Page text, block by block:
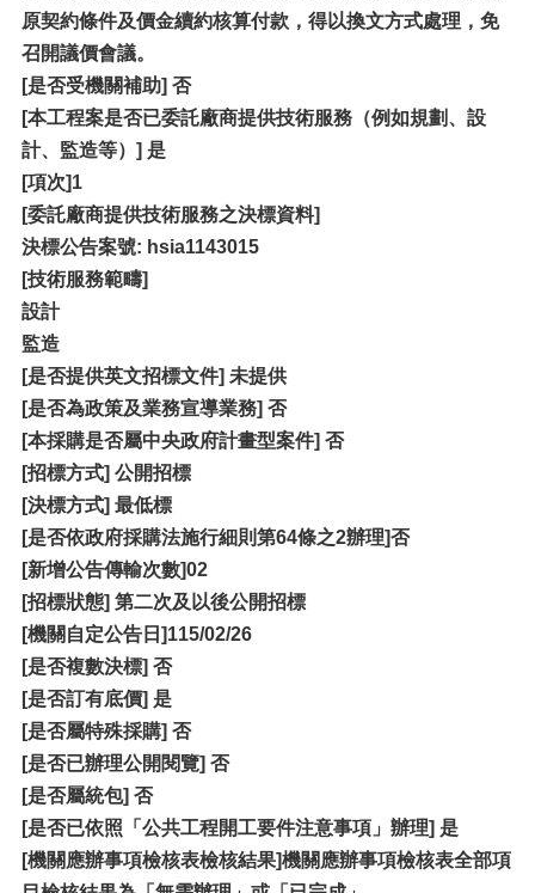
原契約條件及價金續約核算付款，得以換文方式處理，免
召開議價會議。
[是否受機關補助] 否
[本工程案是否已委託廠商提供技術服務（例如規劃、設
計、監造等）] 是
[項次]1
[委託廠商提供技術服務之決標資料]
決標公告案號: hsia1143015
[技術服務範疇]
設計
監造
[是否提供英文招標文件] 未提供
[是否為政策及業務宣導業務] 否
[本採購是否屬中央政府計畫型案件] 否
[招標方式] 公開招標
[決標方式] 最低標
[是否依政府採購法施行細則第64條之2辦理]否
[新增公告傳輸次數]02
[招標狀態] 第二次及以後公開招標
[機關自定公告日]115/02/26
[是否複數決標] 否
[是否訂有底價] 是
[是否屬特殊採購] 否
[是否已辦理公開閱覽] 否
[是否屬統包] 否
[是否已依照「公共工程開工要件注意事項」辦理] 是
[機關應辦事項檢核表檢核結果]機關應辦事項檢核表全部項